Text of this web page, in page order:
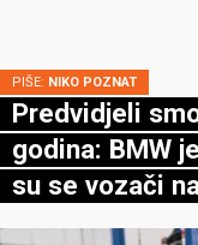
PIŠE: NIKO POZNAT
Predvidjeli
godina: BMW
su se vozači